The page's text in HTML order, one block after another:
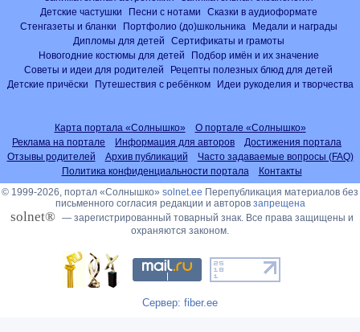
Детские частушки
Песни с нотами
Сказки в аудиоформате
Стенгазеты и бланки
Портфолио (до)школьника
Медали и награды
Дипломы для детей
Сертификаты и грамоты
Новогодние костюмы для детей
Подбор имён и их значение
Советы и идеи для родителей
Рецепты полезных блюд для детей
Детские причёски
Путешествия с ребёнком Идеи рукоделия и творчества
Карта портала «Солнышко»
О портале «Солнышко»
Реклама на портале
Информация для авторов
Достижения портала
Отзывы родителей
Архив публикаций
Часто задаваемые вопросы (FAQ)
Политика конфиденциальности портала
Контакты
© 1999-2026, портал «Солнышко» solnet.ee Перепубликация материалов без
письменного согласия редакции и авторов запрещена
solnet® — зарегистрированный товарный знак. Все права защищены и
охраняются законом.
Сервер: fiber.ee